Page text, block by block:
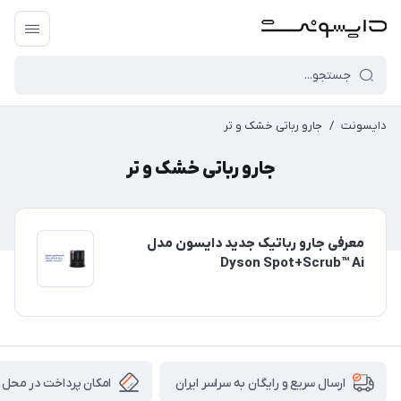
دایسونت / جارو رباتی خشک و تر
جارو رباتی خشک و تر
معرفی جارو رباتیک جدید دایسون مدل
Dyson Spot+Scrub™ Ai
ارسال سریع و رایگان به سراسر ایران امکان پرداخت در محل